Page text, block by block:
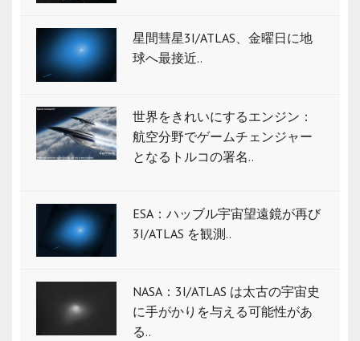
星間彗星3I/ATLAS、金曜日に地
球へ最接近..
世界をきれいにするエンジン：
航空分野でゲームチェンジャー
となるトルコの署名..
ESA：ハッブル宇宙望遠鏡が再び
3I/ATLAS を観測..
NASA：3I/ATLAS は太古の宇宙史
に手がかりを与える可能性があ
る..